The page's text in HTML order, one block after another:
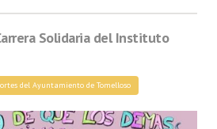
Solidaria del Instituto
del Ayuntamiento de Tomelloso